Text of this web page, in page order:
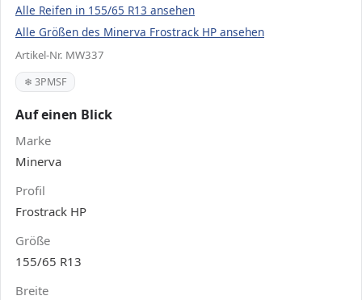
Alle Reifen in 155/65 R13 ansehen
Alle Größen des Minerva Frostrack HP ansehen
Artikel-Nr. MW337
❄ 3PMSF
Auf einen Blick
Marke
Minerva
Profil
Frostrack HP
Größe
155/65 R13
Breite